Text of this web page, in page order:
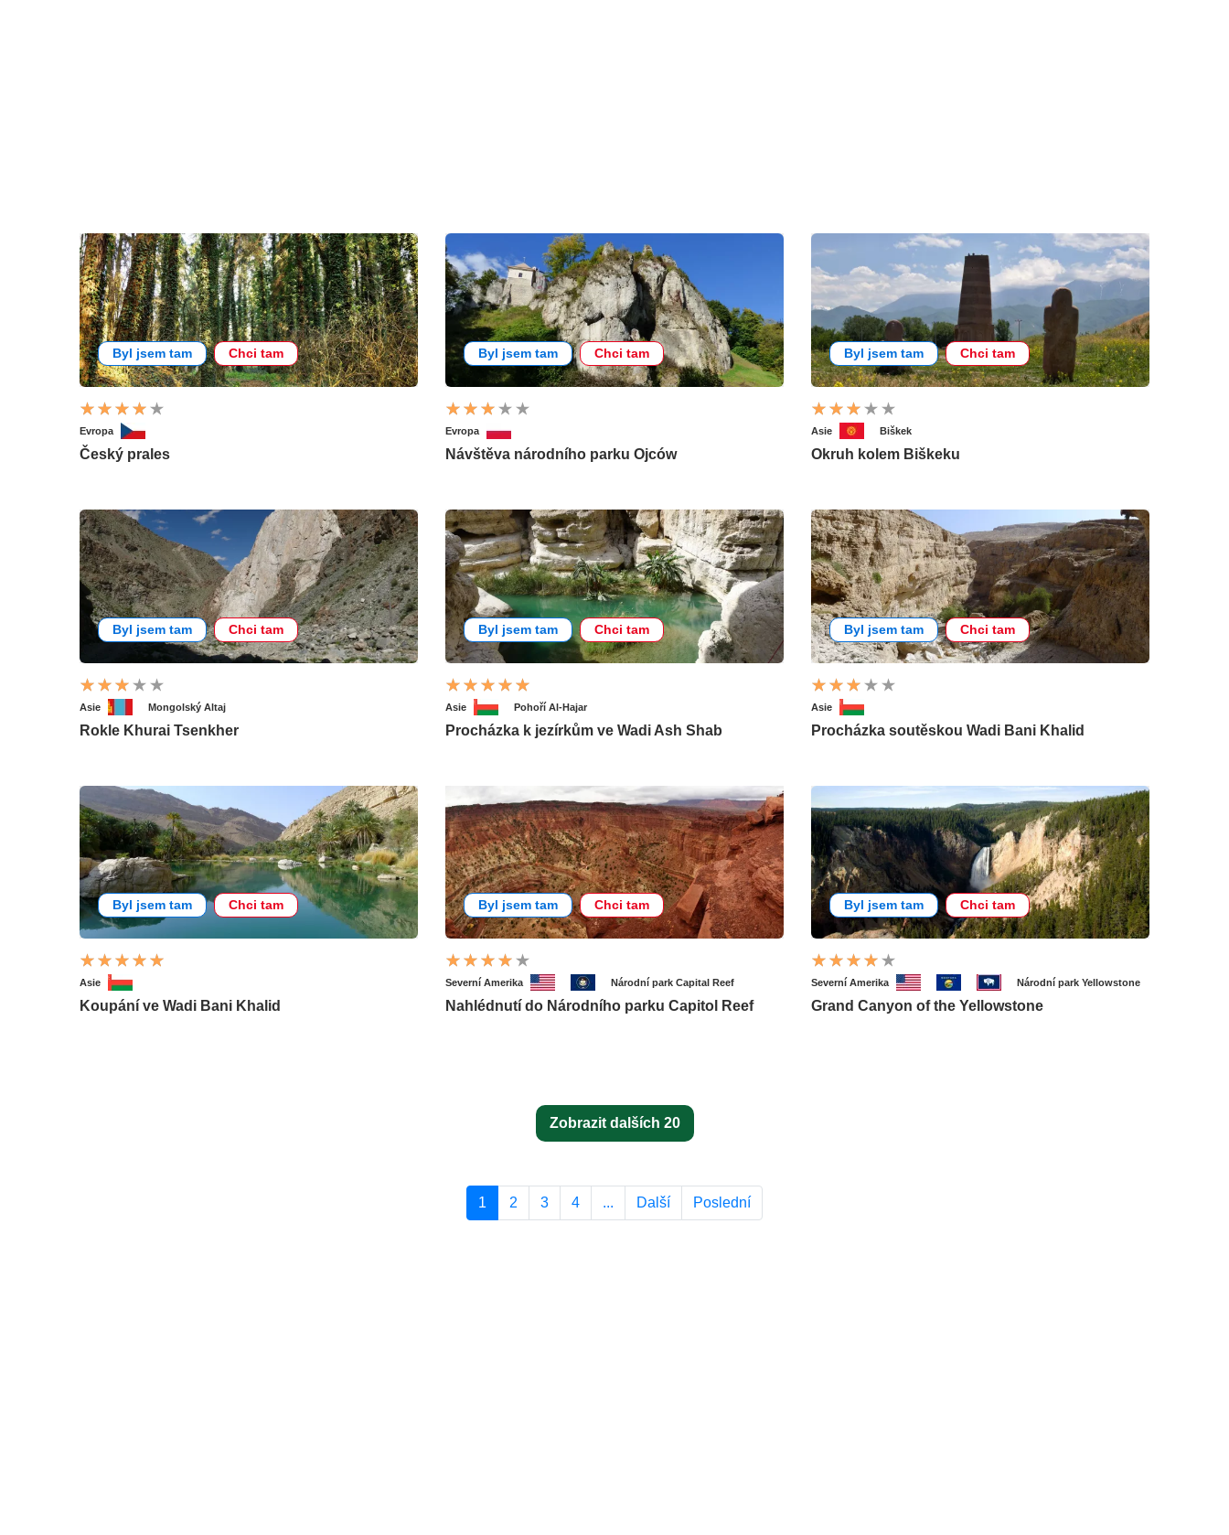
Byl jsem tam Chci tam
Evropa
Český prales
Byl jsem tam Chci tam
Evropa
Návštěva národního parku Ojców
Byl jsem tam Chci tam
Asie Biškek
Okruh kolem Biškeku
Byl jsem tam Chci tam
Asie Mongolský Altaj
Rokle Khurai Tsenkher
Byl jsem tam Chci tam
Asie Pohoří Al-Hajar
Procházka k jezírkům ve Wadi Ash Shab
Byl jsem tam Chci tam
Asie
Procházka soutěskou Wadi Bani Khalid
Byl jsem tam Chci tam
Asie
Koupání ve Wadi Bani Khalid
Byl jsem tam Chci tam
Severní Amerika Národní park Capital Reef
Nahlédnutí do Národního parku Capitol Reef
Byl jsem tam Chci tam
Severní Amerika Národní park Yellowstone
Grand Canyon of the Yellowstone
Zobrazit dalších 20
1 2 3 4 ... Další Poslední